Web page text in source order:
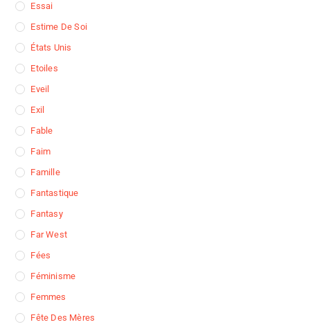
Essai
Estime De Soi
États Unis
Etoiles
Eveil
Exil
Fable
Faim
Famille
Fantastique
Fantasy
Far West
Fées
Féminisme
Femmes
Fête Des Mères